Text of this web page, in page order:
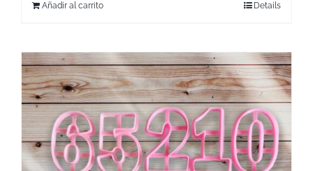
Añadir al carrito Details